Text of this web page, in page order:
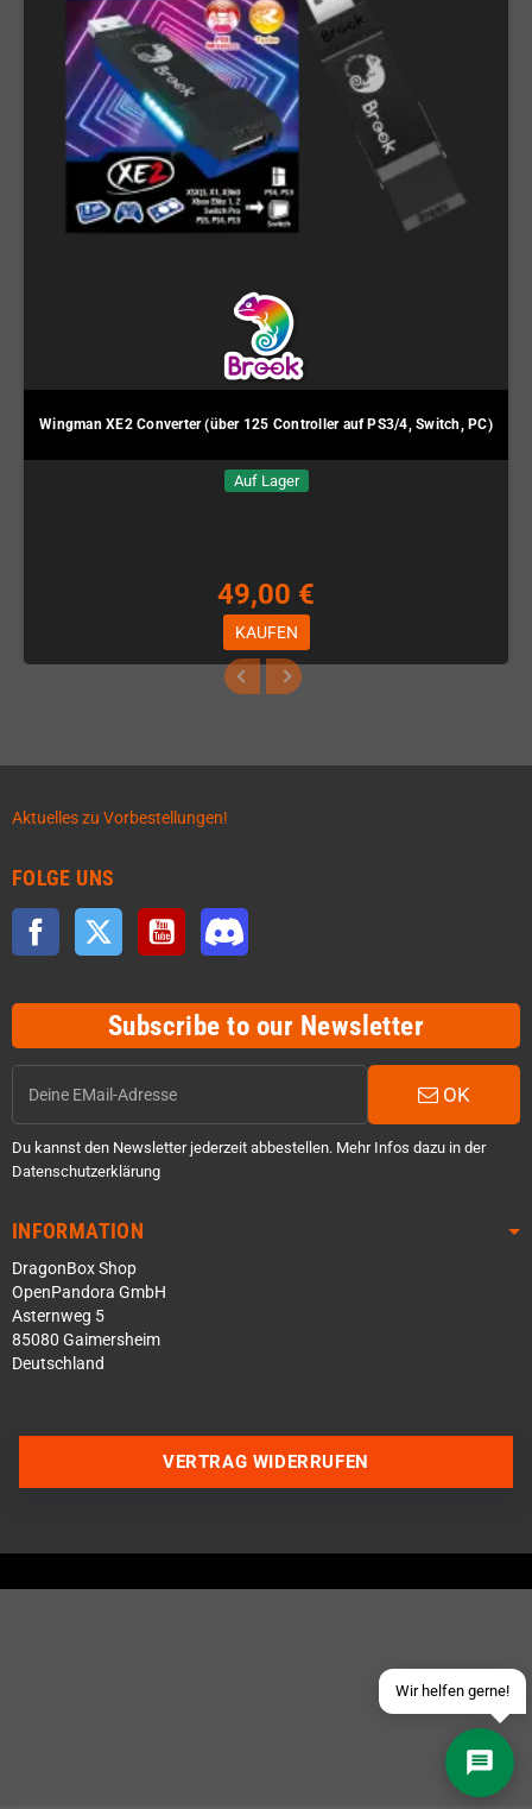
Wingman XE2 Converter (über 125 Controller auf PS3/4, Switch, PC)
Auf Lager
49,00 €
KAUFEN
Aktuelles zu Vorbestellungen!
FOLGE UNS
Facebook Twitter YouTube
Subscribe to our Newsletter
OK
Du kannst den Newsletter jederzeit abbestellen. Mehr Infos dazu in der
Datenschutzerklärung
INFORMATION
DragonBox Shop
OpenPandora GmbH
Asternweg 5
85080 Gaimersheim
Deutschland
Wir helfen gerne!
Über WhatsApp schreiben
Schick uns eine eMail
VERTRAG WIDERRUFEN